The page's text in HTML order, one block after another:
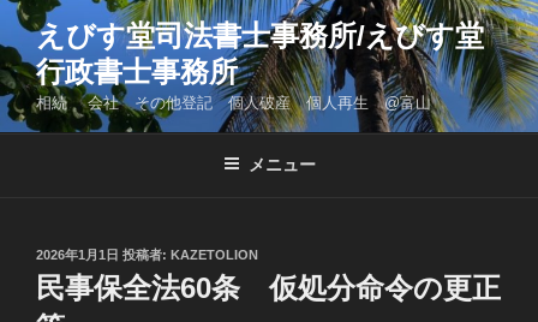
コ
ン
テ
ン
ツ
えびす堂司法書士事務所/えびす堂
行政書士事務所
相続 会社 その他登記 個人破産 個人再生 @富山
メニュー
投
稿
日:
2026年1月1日 投稿者: KAZETOLION
民事保全法60条 仮処分命令の更正